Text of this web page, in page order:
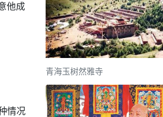
他成
情况
青海玉树然雅寺